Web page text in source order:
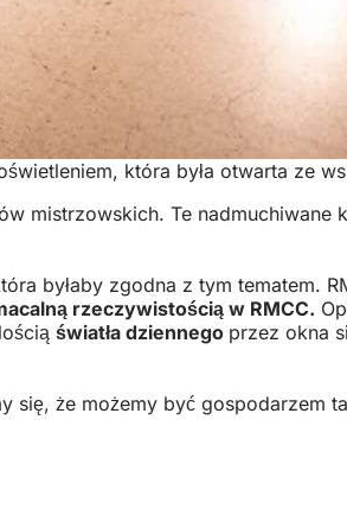
która była otwarta ze
mistrzowskich. Te nadmuchiwane
byłaby zgodna z tym tematem.
rzeczywistością w RMCC.
światła dziennego przez okna
się, że możemy być